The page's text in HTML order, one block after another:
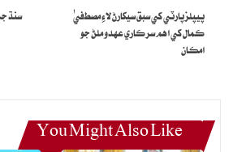
سيلفين ۽ تصويرن لاءِ تنگ ڪندا آهن جنهن
ڪيو.
شعيب اختر وڌيڪ چيو ته منهنجي خواهش آهي
پيپلزپارٽي کي سبق سيکارڻ لاءِ مصطفيٰ
ڪمال کي اهم سرڪاري عهدو ملڻ جو
امڪان
سنڌ
You Might Also Like